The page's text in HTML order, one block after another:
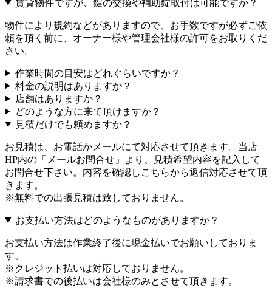
賃貸物件ですが、鍵の交換や補助錠取付は可能ですか？
物件により規約などがありますので、お手数ですが必ずご依
頼を頂く前に、オーナー様や管理会社様の許可をお取りくだ
さい。
作業時間の目安はどれぐらいですか？
料金の説明はありますか？
店舗はありますか？
どのような方に来て頂けますか？
見積だけでも頼めますか？
お見積は、お電話かメールにて対応させて頂きます。当店
HP内の「メールお問合せ」より、見積希望内容を記入して
お問合せ下さい。内容を確認しこちらから返信対応させて頂
きます。
※無料での出張見積は致しておりません。
お支払い方法はどのようなものがありますか？
お支払い方法は作業終了後に現金払いでお願いしておりま
す。
※クレジット払いは対応しておりません。
※請求書での後払いは会社様のみとさせて頂きます。